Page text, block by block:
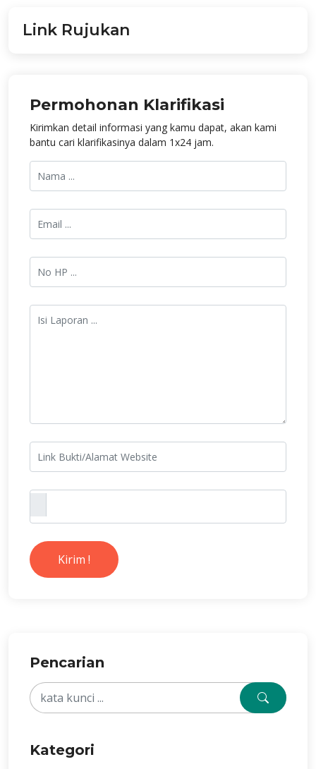
Link Rujukan
Permohonan Klarifikasi
Kirimkan detail informasi yang kamu dapat, akan kami
bantu cari klarifikasinya dalam 1x24 jam.
Kirim !
Pencarian
Kategori